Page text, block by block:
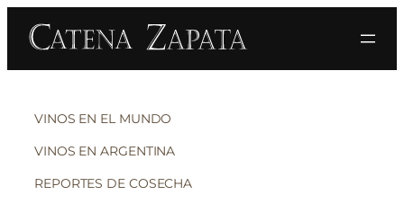
VINOS EN EL MUNDO
VINOS EN ARGENTINA
REPORTES DE COSECHA